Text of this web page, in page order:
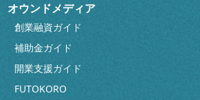
オウンドメディア
創業融資ガイド
補助金ガイド
開業支援ガイド
FUTOKORO